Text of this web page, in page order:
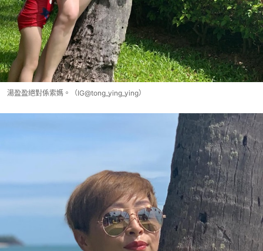
湯盈盈絕對係索媽。（IG@tong_ying_ying）